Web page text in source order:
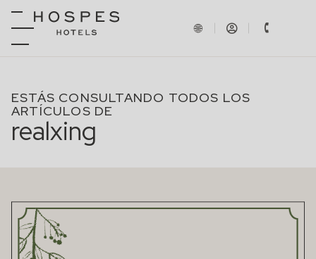
ESTÁS CONSULTANDO TODOS LOS
ARTÍCULOS DE
realxing